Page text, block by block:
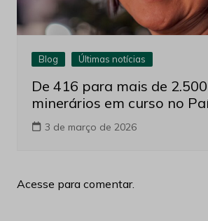
Blog Últimas notícias
De 416 para mais de
minerários em curso no
3 de março de 2026
Acesse para comentar.